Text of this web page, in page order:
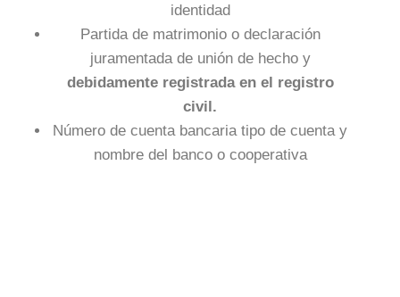
identidad
Partida de matrimonio o declaración
juramentada de unión de hecho y
debidamente registrada en el registro
civil.
Número de cuenta bancaria tipo de cuenta y
nombre del banco o cooperativa